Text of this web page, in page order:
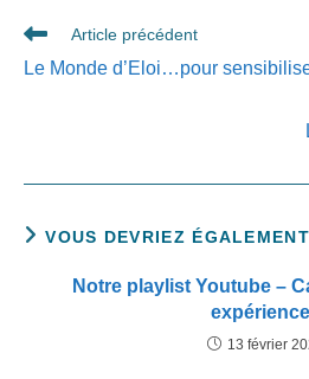
Read
articles
Article précédent
Le Monde d’Eloi…pour
VOUS DEVRIEZ
Notre playlist Youtube –
13 février